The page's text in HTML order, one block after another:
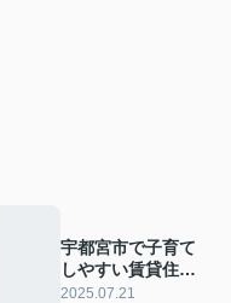
宇都宮市で子育て
しやすい賃貸住宅
とは？選び方や支
2025.07.21